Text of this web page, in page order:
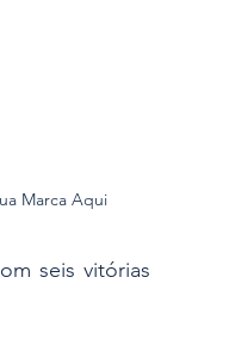
Marca Aqui
seis vitórias